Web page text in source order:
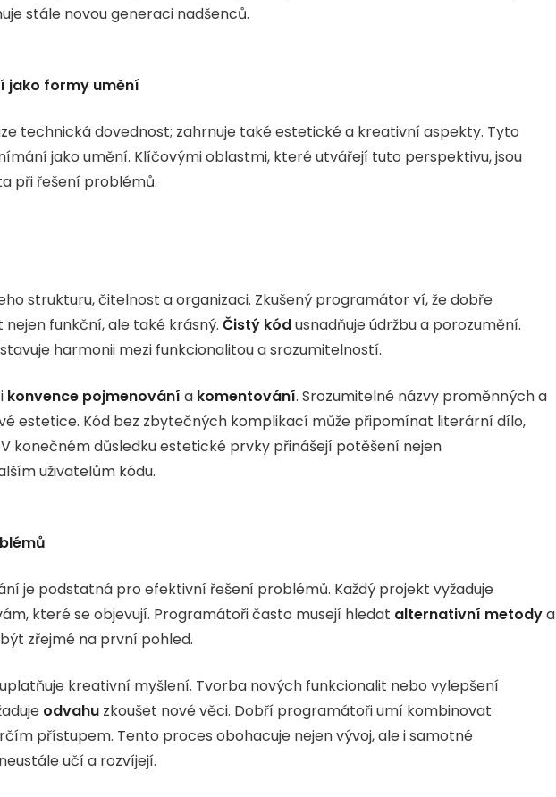
stále novou generaci nadšenců.
jako formy umění
technická dovednost; zahrnuje také estetické a kreativní aspekty. Tyto
jako umění. Klíčovými oblastmi, které utvářejí tuto perspektivu, jsou
při řešení problémů.
strukturu, čitelnost a organizaci. Zkušený programátor ví, že dobře
funkční, ale také krásný. Čistý kódusnadňuje údržbu a porozumění.
harmonii mezi funkcionalitou a srozumitelností.
konvence pojmenování a komentování. Srozumitelné názvy proměnných a
estetice. Kód bez zbytečných komplikací může připomínat literární dílo,
konečném důsledku estetické prvky přinášejí potěšení nejen
uživatelům kódu.
je podstatná pro efektivní řešení problémů. Každý projekt vyžaduje
které se objevují. Programátoři často musejí hledat alternativní metodya
zřejmé na první pohled.
kreativní myšlení. Tvorba nových funkcionalit nebo vylepšení
odvahu zkoušet nové věci. Dobří programátoři umí kombinovat
přístupem. Tento proces obohacuje nejen vývoj, ale i samotné
učí a rozvíjejí.